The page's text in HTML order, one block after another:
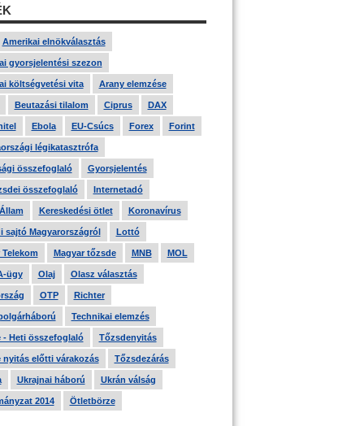
Amerikai elnökválasztás
gyorsjelentési szezon
költségvetési vita Arany elemzése
Beutazási tilalom Ciprus DAX
Ebola EU-Csúcs Forex Forint
légikatasztrófa
összefoglaló Gyorsjelentés
összefoglaló Internetadó
Kereskedési ötlet Koronavírus
sajtó Magyarországról Lottó
Telekom Magyar tőzsde MNB MOL
ügy Olaj Olasz választás
OTP Richter
Technikai elemzés
- Heti összefoglaló Tőzsdenyitás
nyitás előtti várakozás Tőzsdezárás
Ukrajnai háború Ukrán válság
2014 Ötletbörze